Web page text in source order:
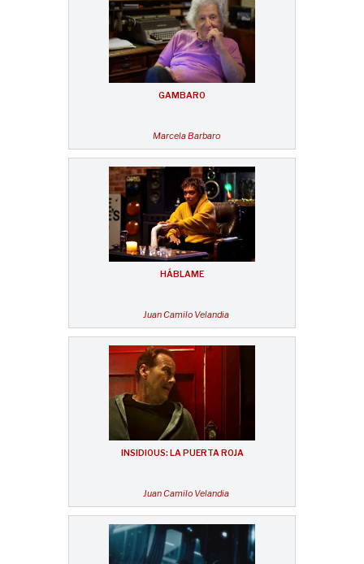
GAMBARO
Marcela Barbaro
HÁBLAME
Juan Camilo Velandia
INSIDIOUS: LA PUERTA ROJA
Juan Camilo Velandia